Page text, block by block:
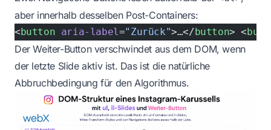
aber innerhalb desselben Post-Containers:
<button aria-label="Zurück">…</button> <
Der Weiter-Button verschwindet aus dem DOM, wenn
der letzte Slide aktiv ist. Das ist die natürliche
Abbruchbedingung für den Algorithmus.